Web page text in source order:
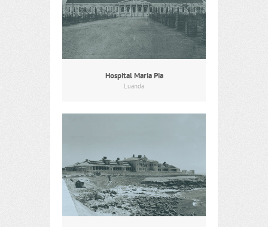
Hospital Maria Pia
Luanda